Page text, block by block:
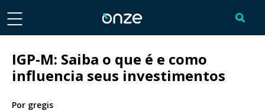
IGP-M: Saiba o que é e como
influencia seus investimentos
Por gregis